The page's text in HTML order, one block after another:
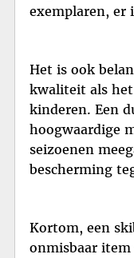
exemplaren, er
Het is ook
kwaliteit als
kinderen. Een
hoogwaardige
seizoenen
bescherming
Kortom, een
onmisbaar